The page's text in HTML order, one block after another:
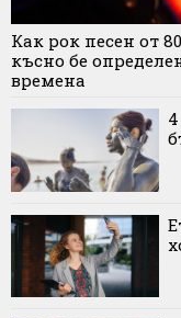
Как рок песен от
късно бе
времена